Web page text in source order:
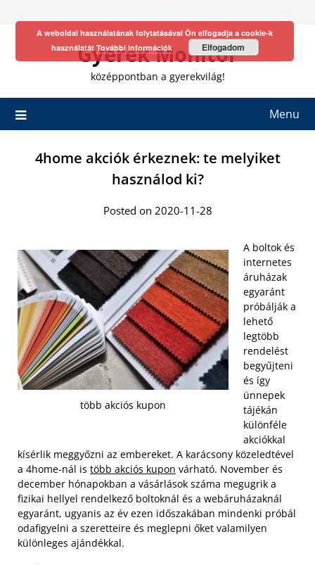
Gyerek Monitor
középpontban a gyerekvilág!
Menu
4home akciók érkeznek: te melyiket
használod ki?
Posted on 2020-11-28
több akciós kupon
A boltok és
internetes
áruházak
egyaránt
próbálják a
lehető
legtöbb
rendelést
begyűjteni
és így
ünnepek
tájékán
különféle
akciókkal
kísérlik meggyőzni az embereket. A karácsony közeledtével
a 4home-nál is több akciós kupon várható. November és
december hónapokban a vásárlások száma megugrik a
fizikai hellyel rendelkező boltoknál és a webáruházaknál
egyaránt, ugyanis az év ezen időszakában mindenki próbál
odafigyelni a szeretteire és meglepni őket valamilyen
különleges ajándékkal.
A weboldal használatának folytatásával Ön elfogadja a cookie-k
használatát További információk Elfogadom